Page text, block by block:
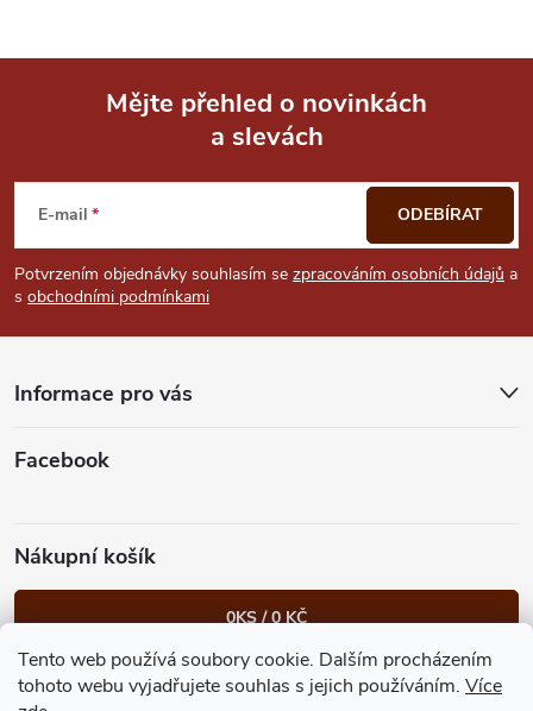
Tento web používá soubory cookie. Dalším procházením
tohoto webu vyjadřujete souhlas s jejich používáním. Více
p
a
Mějte přehled o novinkách
a slevách
E-mail
Potvrzením objednávky souhlasím se zpracováním osobních údajů a
s obchodními podmínkami
ODEBÍRAT
Informace pro vás
Facebook
Nákupní košík
0KS /0 KČ
Heureka.cz Facebook Instagram Bonvolo - přidej se taky